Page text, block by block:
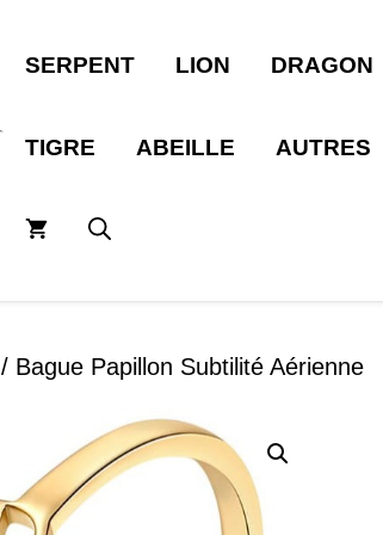
SERPENT LION DRAGON
TIGRE ABEILLE AUTRES
/ Bague Papillon Subtilité Aérienne